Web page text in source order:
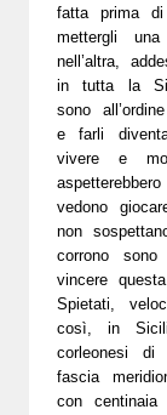
fatta prima di
mettergli
nell’altra,
in tutta la
sono
e farli
vivere e
vedono
non
corrono
vincere
Spietati,
così, in
corleonesi
fascia
con